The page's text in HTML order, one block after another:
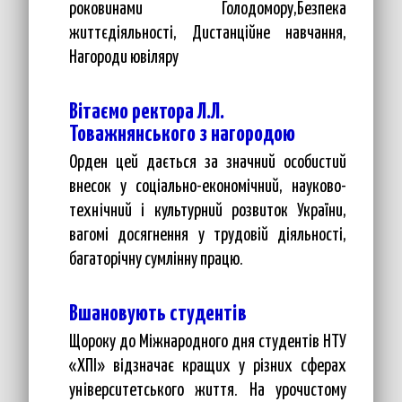
роковинами Голодомору,Безпека
життєдіяльності, Дистанційне навчання,
Нагороди ювіляру
Вітаємо ректора Л.Л.
Товажнянського з нагородою
Орден цей дається за значний особистий
внесок у соціально-економічний, науково-
технічний і культурний розвиток України,
вагомі досягнення у трудовій діяльності,
багаторічну сумлінну працю.
Вшановують студентів
Щороку до Міжнародного дня студентів НТУ
«ХПІ» відзначає кращих у різних сферах
університетського життя. На урочистому